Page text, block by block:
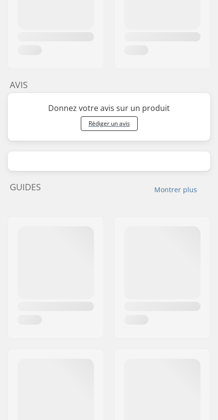
AVIS
Donnez votre avis sur un produit
Rédiger un avis
Montrer plus
GUIDES